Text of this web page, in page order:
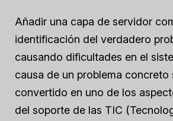
Añadir una capa de servidor
identificación del verdadero
causando dificultades en el
causa de un problema concreto
convertido en uno de los
del soporte de las TIC